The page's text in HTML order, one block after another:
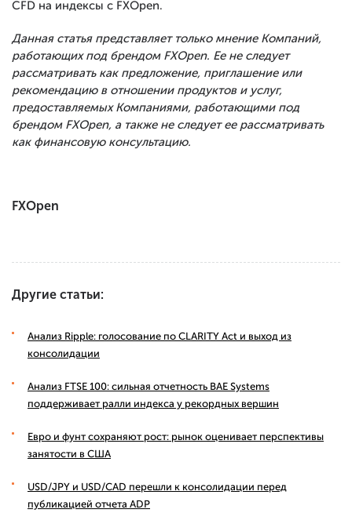
CFD на индексы с FXOpen.
Данная статья представляет только мнение Компаний,
работающих под брендом FXOpen. Ее не следует
рассматривать как предложение, приглашение или
рекомендацию в отношении продуктов и услуг,
предоставляемых Компаниями, работающими под
брендом FXOpen, а также не следует ее рассматривать
как финансовую консультацию.
FXOpen
Другие статьи:
Анализ Ripple: голосование по CLARITY Act и выход из
консолидации
Анализ FTSE 100: сильная отчетность BAE Systems
поддерживает ралли индекса у рекордных вершин
Евро и фунт сохраняют рост: рынок оценивает перспективы
занятости в США
USD/JPY и USD/CAD перешли к консолидации перед
публикацией отчета ADP